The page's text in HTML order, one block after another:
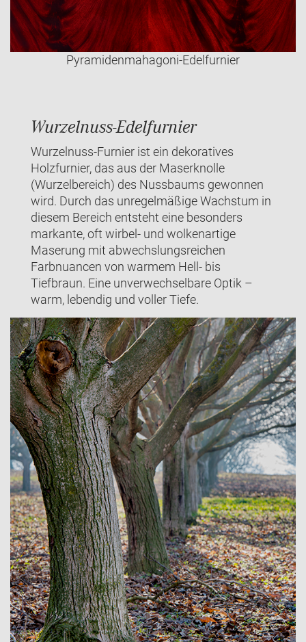
Pyramidenmahagoni-Edelfurnier
Wurzelnuss-Edelfurnier
Wurzelnuss-Furnier ist ein dekoratives
Holzfurnier, das aus der Maserknolle
(Wurzelbereich) des Nussbaums gewonnen
wird. Durch das unregelmäßige Wachstum in
diesem Bereich entsteht eine besonders
markante, oft wirbel- und wolkenartige
Maserung mit abwechslungsreichen
Farbnuancen von warmem Hell- bis
Tiefbraun. Eine unverwechselbare Optik –
warm, lebendig und voller Tiefe.